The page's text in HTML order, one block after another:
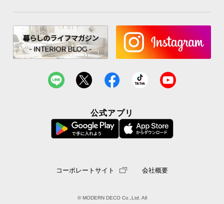
公式アプリ
コーポレートサイト 会社概要
© MODERN DECO Co.,Ltd. All